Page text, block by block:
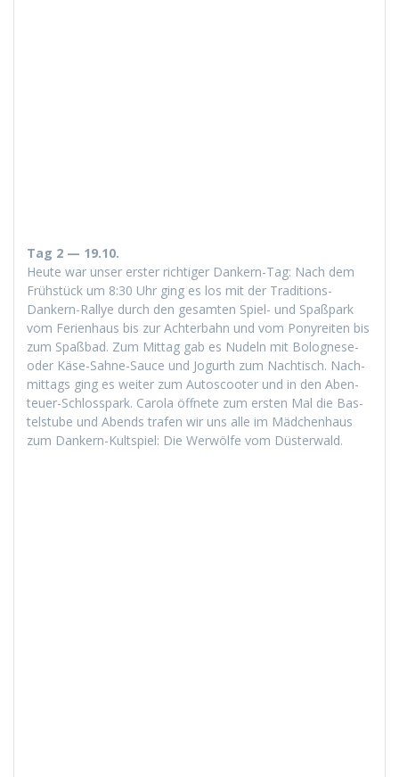
Tag 2 — 19.10.
Heute war unser erster richtiger Dankern-Tag: Nach dem
Früh­stück um 8:30 Uhr ging es los mit der Tra­di­tions-
Dankern-Ral­lye durch den gesamten Spiel- und Spaß­park
vom Ferien­haus bis zur Achter­bahn und vom Ponyre­it­en bis
zum Spaßbad. Zum Mit­tag gab es Nudeln mit Bolog­nese-
oder Käse-Sahne-Sauce und Jogurth zum Nachtisch. Nach­
mit­tags ging es weit­er zum Autoscoot­er und in den Aben­
teuer-Schloss­park. Car­o­la öffnete zum ersten Mal die Bas­
tel­stube und Abends trafen wir uns alle im Mäd­chen­haus
zum Dankern-Kult­spiel: Die Wer­wölfe vom Düsterwald.